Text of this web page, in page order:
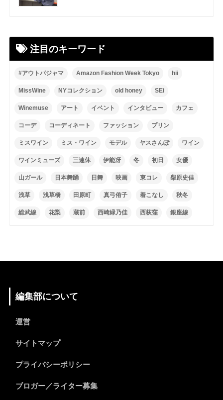
注目のキーワード
#アウトパジャマ Amazon Fashion Week Tokyo hii
MissWine NYコレクション old honey SEi
Winemuse アート イベント インタビュー カフェ
コーデ コーディネート ファッション プリン
ミスワイン ミス・ワイン モデル ヤスさんぽ ワイン
ワインミューズ 三連休 伊能冴 冬 初日 女優
山ガール 日本舞踊 日舞 映画 東コレ 柴原史佳
浅草 浅草橋 田原町 真弓侑子 着こなし 秋冬
総武線 花梨 蔵前 西崎緑乃佳 西荻窪 銀座線
編集部について
運営
サイトマップ
プライバシーポリシー
ブロガー／ライター募集